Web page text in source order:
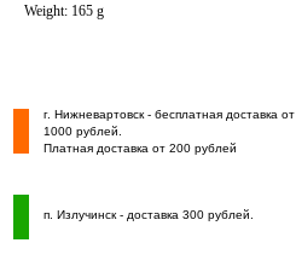
Weight: 165 g
п. Излучинск - доставка 300 рублей.
г. Нижневартовск - бесплатная доставка от
1000 рублей.
Платная доставка от 200 рублей